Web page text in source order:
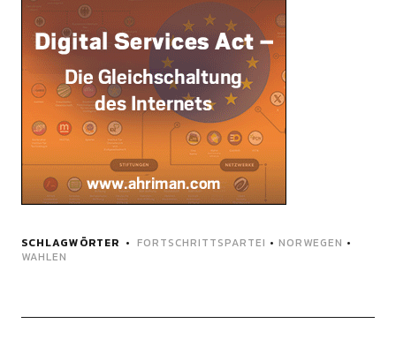
SCHLAGWÖRTER FORTSCHRITTSPARTEI • NORWEGEN •
WAHLEN